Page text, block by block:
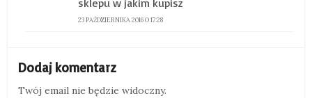
23 PAŹDZIERNIKA 2016 O 17:28
sklepu w jakim kupisz
Dodaj komentarz
Twój email nie będzie widoczny.